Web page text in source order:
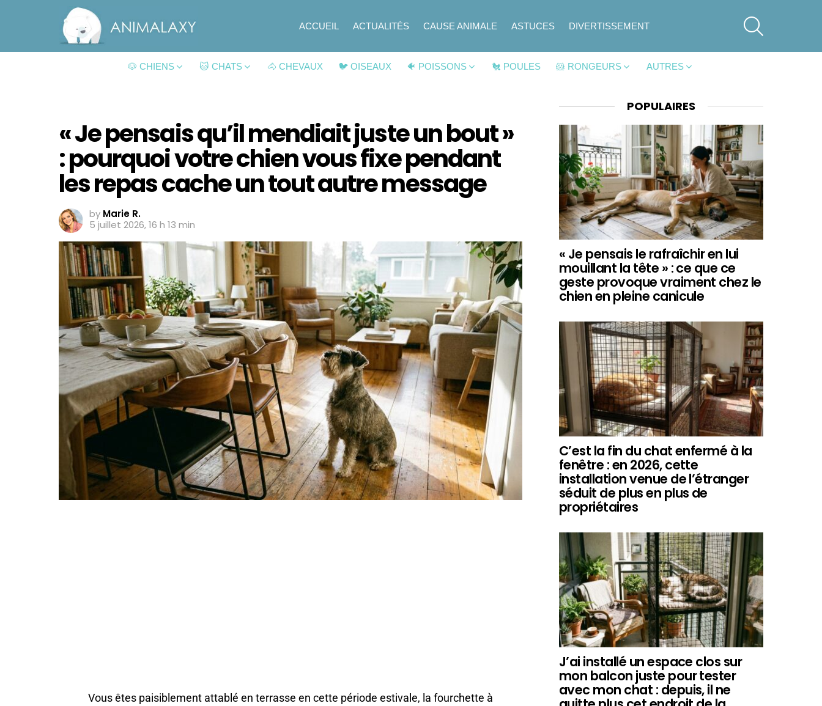
ACCUEIL ACTUALITÉS CAUSE ANIMALE ASTUCES DIVERTISSEMENT
🐶 CHIENS 🐱 CHATS 🐴 CHEVAUX 🐦 OISEAUX 🐠 POISSONS 🐔 POULES 🐹 RONGEURS AUTRES
« Je pensais qu’il mendiait juste un bout »
: pourquoi votre chien vous fixe pendant
les repas cache un tout autre message
by Marie R.
5 juillet 2026, 16 h 13 min
Vous êtes paisiblement attablé en terrasse en cette période estivale, la fourchette à
POPULAIRES
« Je pensais le rafraîchir en lui
mouillant la tête » : ce que ce
geste provoque vraiment chez le
chien en pleine canicule
C’est la fin du chat enfermé à la
fenêtre : en 2026, cette
installation venue de l’étranger
séduit de plus en plus de
propriétaires
J’ai installé un espace clos sur
mon balcon juste pour tester
avec mon chat : depuis, il ne